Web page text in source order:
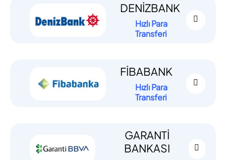
DENİZBANK
Hızlı Para
Transferi
FİBABANK
Hızlı Para
Transferi
GARANTİ
BANKASI